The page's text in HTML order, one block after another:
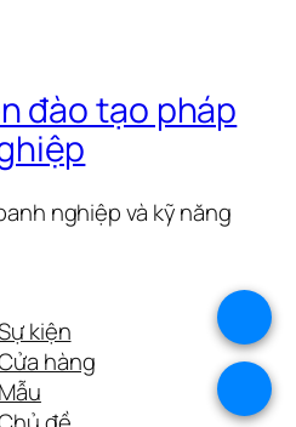
đào tạo pháp
nghiệp và kỹ năng
kiện
hàng
Mẫu